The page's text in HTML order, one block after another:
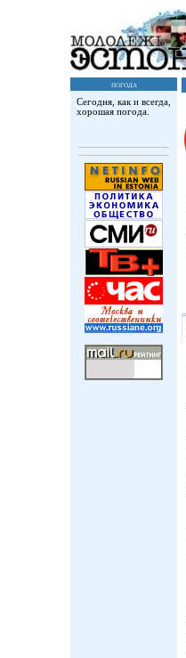
погода
Сегодня, как и всегда,
хорошая погода.